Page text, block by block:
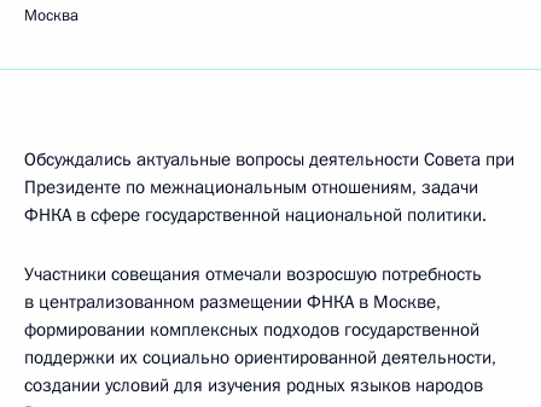
Москва
Обсуждались актуальные вопросы деятельности Совета при
Президенте по межнациональным отношениям, задачи
ФНКА в сфере государственной национальной политики.
Участники совещания отмечали возросшую потребность
в централизованном размещении ФНКА в Москве,
формировании комплексных подходов государственной
поддержки их социально ориентированной деятельности,
создании условий для изучения родных языков народов